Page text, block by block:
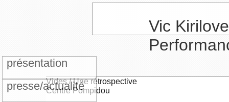
présentation
presse/actualité
Vic
Vides / Une rétrospective
Centre Pompidou